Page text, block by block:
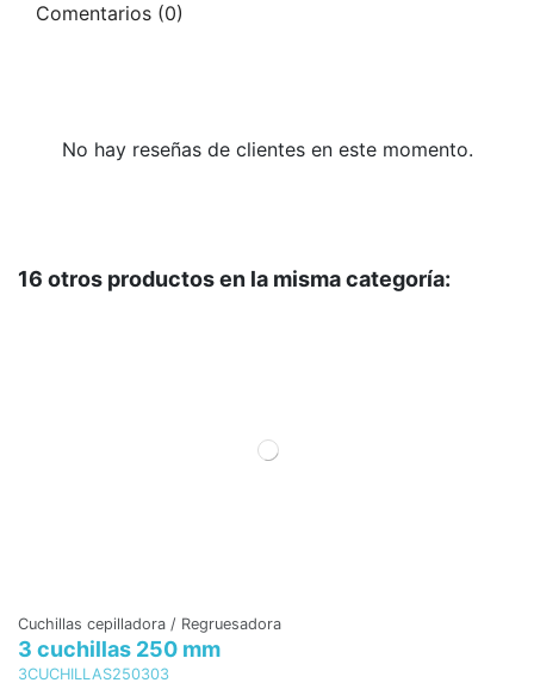
Comentarios (0)
No hay reseñas de clientes en este momento.
16 otros productos en la misma categoría:
Cuchillas cepilladora / Regruesadora
3 cuchillas 250 mm
3CUCHILLAS250303